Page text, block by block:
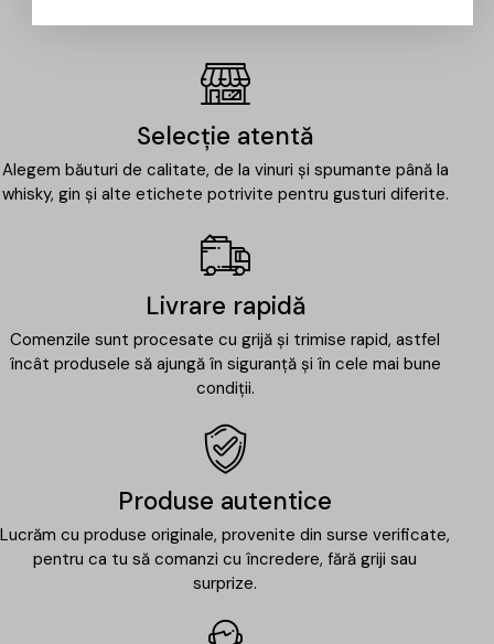
Selecție atentă
Alegem băuturi de calitate, de la vinuri și spumante până la
whisky, gin și alte etichete potrivite pentru gusturi diferite.
Livrare rapidă
Comenzile sunt procesate cu grijă și trimise rapid, astfel
încât produsele să ajungă în siguranță și în cele mai bune
condiții.
Produse autentice
Lucrăm cu produse originale, provenite din surse verificate,
pentru ca tu să comanzi cu încredere, fără griji sau
surprize.